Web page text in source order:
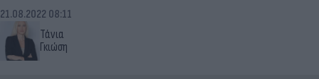
Τάνια
Γκιώση
21.08.2022 08:11